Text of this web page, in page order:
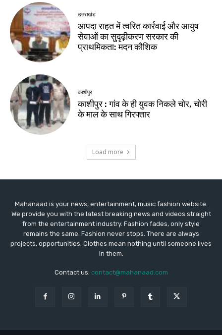
Mahanaad is your news, entertainment, music fashion website.
We provide you with the latest breaking news and videos straight
from the entertainment industry. Fashion fades, only style
remains the same. Fashion never stops. There are always
projects, opportunities. Clothes mean nothing until someone lives
in them.
Contact us: contact@mahanaad.com